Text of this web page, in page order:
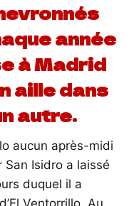
année
à Madrid
aille dans
autre.
aucun après-midi
San Isidro a laissé
duquel il a